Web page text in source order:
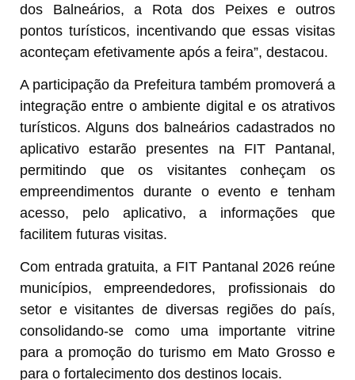
dos Balneários, a Rota dos Peixes e outros
pontos turísticos, incentivando que essas visitas
aconteçam efetivamente após a feira”, destacou.
A participação da Prefeitura também promoverá a
integração entre o ambiente digital e os atrativos
turísticos. Alguns dos balneários cadastrados no
aplicativo estarão presentes na FIT Pantanal,
permitindo que os visitantes conheçam os
empreendimentos durante o evento e tenham
acesso, pelo aplicativo, a informações que
facilitem futuras visitas.
Com entrada gratuita, a FIT Pantanal 2026 reúne
municípios, empreendedores, profissionais do
setor e visitantes de diversas regiões do país,
consolidando-se como uma importante vitrine
para a promoção do turismo em Mato Grosso e
para o fortalecimento dos destinos locais.